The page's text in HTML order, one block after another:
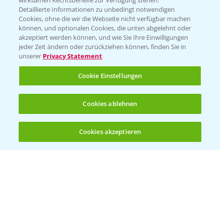
(noch 4)
Beratung auf WhatsApp
T.+49 (0)174 346 564 1
KONTAKT
Hilfe in Notfällen
+49 (0)214/30-20220
Detaillierte Informationen zu unbedingt notwendigen
Cookies, ohne die wir die Webseite nicht verfügbar machen
können, und optionalen Cookies, die unten abgelehnt oder
akzeptiert werden können, und wie Sie Ihre Einwilligungen
jeder Zeit ändern oder zurückziehen können, finden Sie in
unserer Privacy Statement
Cookie Einstellungen
Cookies ablehnen
Cookies akzeptieren